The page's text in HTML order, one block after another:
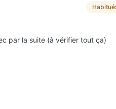
par la suite (à vérifier tout ça)